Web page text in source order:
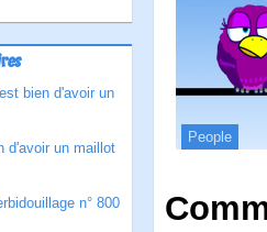
bien d'avoir un
d'avoir un maillot
n° 800
People